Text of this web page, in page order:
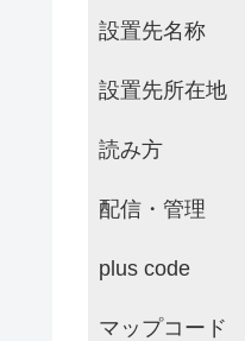
設置先名称
設置先所在地
読み方
配信・管理
plus code
マップコード